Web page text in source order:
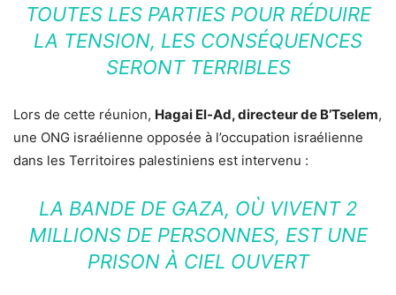
TOUTES LES PARTIES POUR RÉDUIRE
LA TENSION, LES CONSÉQUENCES
SERONT TERRIBLES
Lors de cette réunion, Hagai El-Ad, directeur de B’Tselem,
une ONG israélienne opposée à l’occupation israélienne
dans les Territoires palestiniens est intervenu :
LA BANDE DE GAZA, OÙ VIVENT 2
MILLIONS DE PERSONNES, EST UNE
PRISON À CIEL OUVERT